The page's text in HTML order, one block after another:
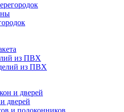
из ПВХ
из ПВХ
и дверей
дверей